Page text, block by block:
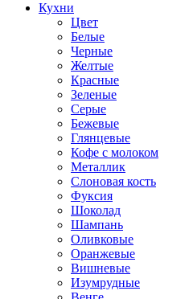
Кухни
Цвет
Белые
Черные
Желтые
Красные
Зеленые
Серые
Бежевые
Глянцевые
Кофе с молоком
Металлик
Слоновая кость
Фуксия
Шоколад
Шампань
Оливковые
Оранжевые
Вишневые
Изумрудные